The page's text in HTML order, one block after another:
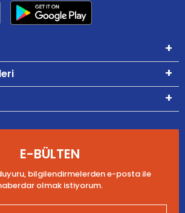
E-BÜLTEN
bilgilendirmelerden e-posta ile
olmak istiyorum.